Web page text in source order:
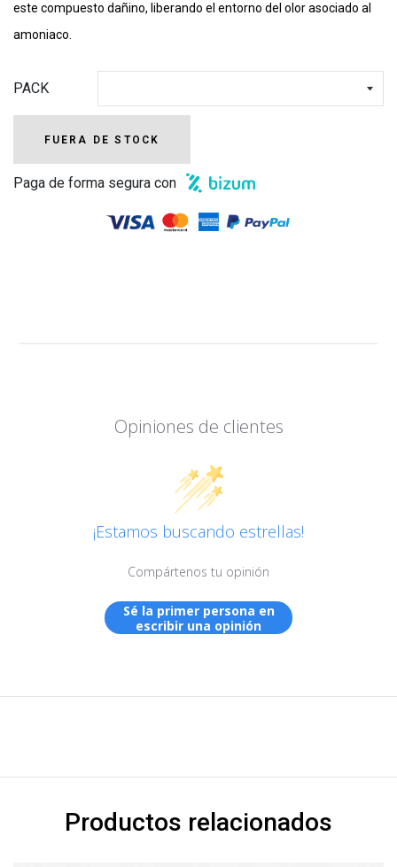
este compuesto dañino, liberando el entorno del olor asociado al
amoniaco.
PACK
FUERA DE STOCK
Paga de forma segura con
Opiniones de clientes
¡Estamos buscando estrellas!
Compártenos tu opinión
Sé la primer persona en
escribir una opinión
Productos relacionados